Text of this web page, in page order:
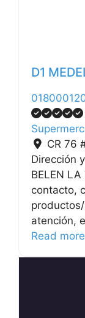
D1
CR 76
Dirección
BELEN
contacto,
atención,
Read